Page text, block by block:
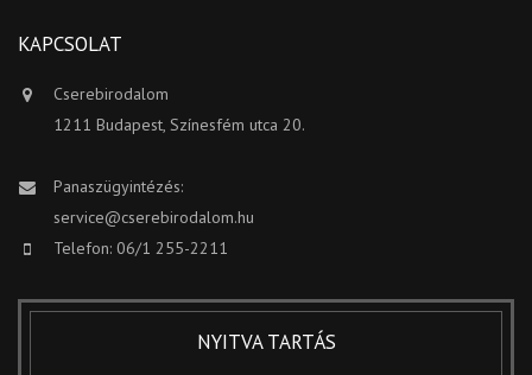
KAPCSOLAT
Cserebirodalom
1211 Budapest, Színesfém utca 20.
Panaszügyintézés:
service@cserebirodalom.hu
Telefon: 06/1 255-2211
NYITVA TARTÁS